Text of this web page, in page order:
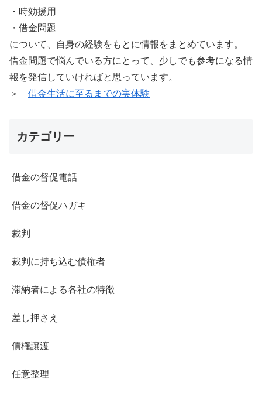
・時効援用
・借金問題
について、自身の経験をもとに情報をまとめています。
借金問題で悩んでいる方にとって、少しでも参考になる情
報を発信していければと思っています。
＞ 借金生活に至るまでの実体験
カテゴリー
借金の督促電話
借金の督促ハガキ
裁判
裁判に持ち込む債権者
滞納者による各社の特徴
差し押さえ
債権譲渡
任意整理